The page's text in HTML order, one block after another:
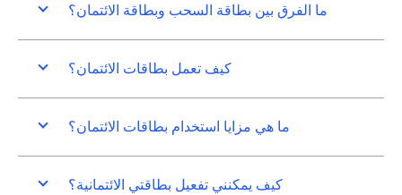
ما الفرق بين بطاقة السحب وبطاقة الائتمان؟
كيف تعمل بطاقات الائتمان؟
ما هي مزايا استخدام بطاقات الائتمان؟
كيف يمكنني تفعيل بطاقتي الائتمانية؟